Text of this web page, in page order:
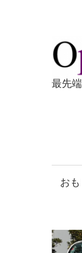
テ
ン
ツ
プ
最先
お